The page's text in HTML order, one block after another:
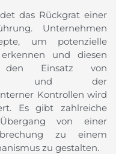
das Rückgrat einer
Unternehmen
um potenzielle
und diesen
den Einsatz von
und der
Kontrollen wird
Es gibt zahlreiche
von einer
zu einem
zu gestalten.